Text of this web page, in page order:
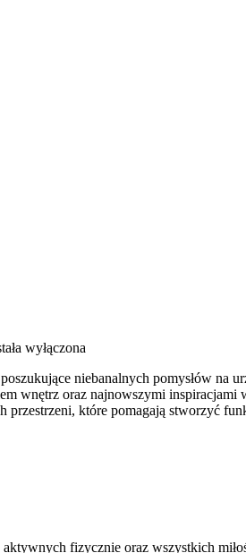
wyłączona
niebanalnych pomysłów na
wnętrz oraz najnowszymi
przestrzeni, które pomagają stworzyć
fizycznie oraz wszystkich